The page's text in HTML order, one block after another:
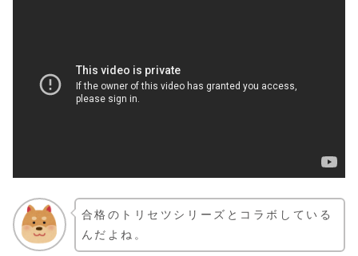
合格のトリセツシリーズとコラボしている
んだよね。